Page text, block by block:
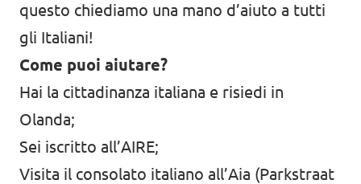
questo chiediamo una mano d’aiuto a tutti
gli Italiani!
Come puoi aiutare?
Hai la cittadinanza italiana e risiedi in
Olanda;
Sei iscritto all’AIRE;
Visita il consolato italiano all’Aia (Parkstraat